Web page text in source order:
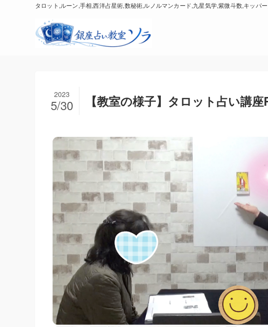
タロット,ルーン,手相,西洋占星術,数秘術,ルノルマンカード,九星気学,紫微斗数,キッパ
【教室の様子】タロット占い講座
2023
5/30